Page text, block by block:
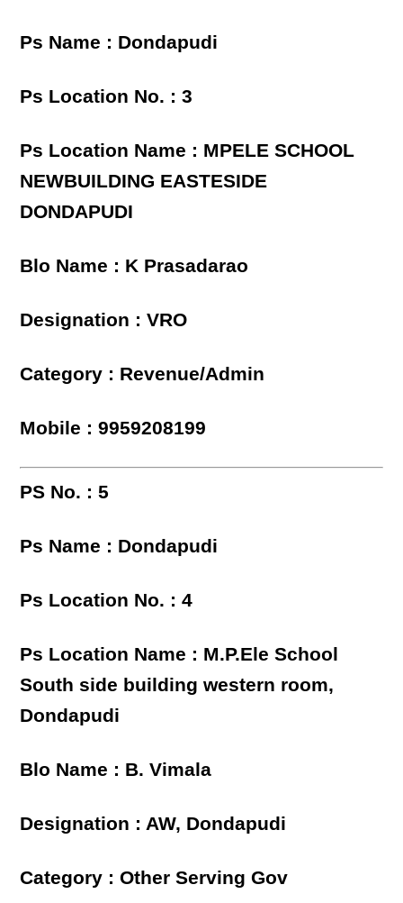
Ps Name : Dondapudi
Ps Location No. : 3
Ps Location Name : MPELE SCHOOL
NEWBUILDING EASTESIDE
DONDAPUDI
Blo Name : K Prasadarao
Designation : VRO
Category : Revenue/Admin
Mobile : 9959208199
PS No. : 5
Ps Name : Dondapudi
Ps Location No. : 4
Ps Location Name : M.P.Ele School
South side building western room,
Dondapudi
Blo Name : B. Vimala
Designation : AW, Dondapudi
Category : Other Serving Gov